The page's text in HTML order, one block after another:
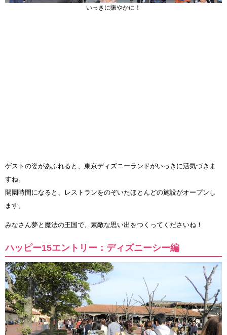
いっきに賑やかに！
ゲストの姿があふれると、東京ディズニーランドがいっきに活気づきま
すね。
開園時間になると、レストランをのぞいたほとんどの施設がオープンし
ます。
みなさん夢と魔法の王国で、素敵な思い出をつくってくださいね！
ハッピー15エントリー：ディズニーシー編